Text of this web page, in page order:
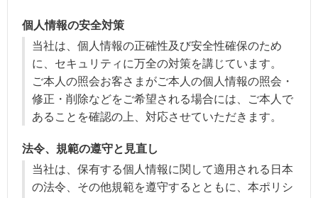
個人情報の安全対策
当社は、個人情報の正確性及び安全性確保のため
に、セキュリティに万全の対策を講じています。
ご本人の照会お客さまがご本人の個人情報の照会・
修正・削除などをご希望される場合には、ご本人で
あることを確認の上、対応させていただきます。
法令、規範の遵守と見直し
当社は、保有する個人情報に関して適用される日本
の法令、その他規範を遵守するとともに、本ポリシ